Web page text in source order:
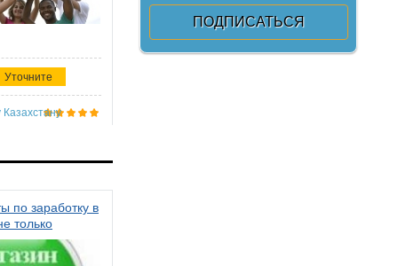
Уточните
Казахстану
по заработку в
только